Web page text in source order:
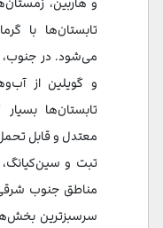
تابستان‌ها با
می‌شود. در جنوب،
و گویلین از
تابستان‌ها
معتدل و قابل
تبت و
مناطق جنوب شرقی
سرسبزترین